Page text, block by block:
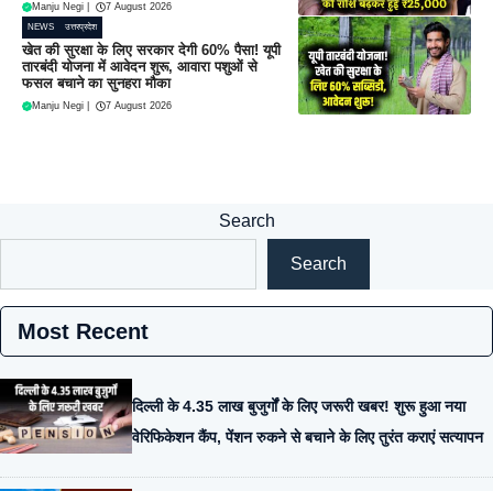
Manju Negi 7 August 2026
NEWS उत्तरप्रदेश
खेत की सुरक्षा के लिए सरकार देगी 60% पैसा! यूपी
तारबंदी योजना में आवेदन शुरू, आवारा पशुओं से
फसल बचाने का सुनहरा मौका
Manju Negi 7 August 2026
Search
Search
Most Recent
दिल्ली के 4.35 लाख बुजुर्गों के लिए जरूरी खबर! शुरू हुआ नया
वेरिफिकेशन कैंप, पेंशन रुकने से बचाने के लिए तुरंत कराएं सत्यापन